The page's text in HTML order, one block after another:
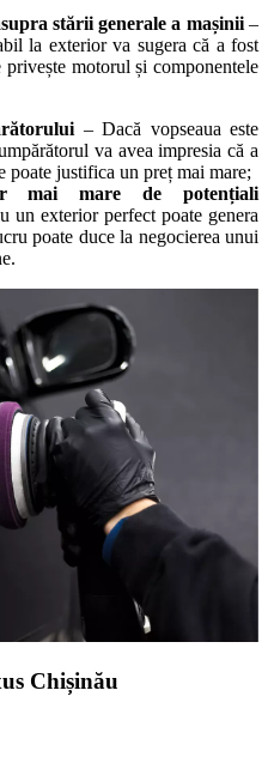
stării generale a mașinii–
la exterior va sugera că a fost
motorul și componentele
– Dacă vopseaua este
va avea impresia că a
poate justifica un preț mai mare;
mai mare de potențiali
un exterior perfect poate genera
poate duce la negocierea unui
Chișinău